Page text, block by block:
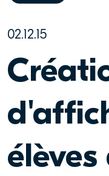
02.12.15
élèves